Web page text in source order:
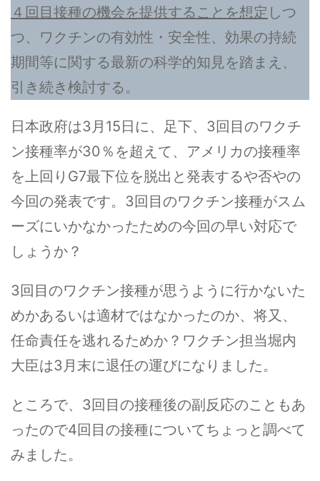
４回目接種の機会を提供することを想定 しつ
つ、ワクチンの有効性・安全性、効果の持続
期間等に関する最新の科学的知見を踏まえ、
引き続き検討する。
日本政府は3月15日に、足下、3回目のワクチ
ン接種率が30％を超えて、アメリカの接種率
を上回りG7最下位を脱出と発表するや否やの
今回の発表です。3回目のワクチン接種がスム
ーズにいかなかったための今回の早い対応で
しょうか？
3回目のワクチン接種が思うように行かないた
めかあるいは適材ではなかったのか、将又、
任命責任を逃れるためか？ワクチン担当堀内
大臣は3月末に退任の運びになりました。
ところで、3回目の接種後の副反応のこともあ
ったので4回目の接種についてちょっと調べて
みました。